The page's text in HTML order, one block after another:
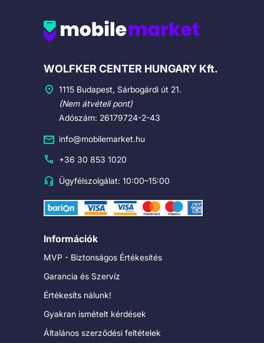
Cégadatok
WOLFKER CENTER HUNGARY Kft.
1115 Budapest, Sárbogárdi út 21.
(Nem átvételi pont)
Adószám: 26179724-2-43
info@mobilemarket.hu
+36 30 853 1020
Ügyfélszolgálat: 10:00–15:00
Információk
MVP - Biztonságos Értékesítés
Garancia és Szervíz
Értékesíts nálunk!
Gyakran ismételt kérdések
Általános szerződési feltételek